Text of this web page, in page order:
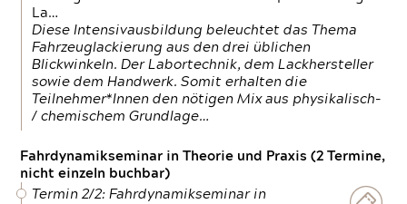
La…
Diese Intensivausbildung beleuchtet das Thema
Fahrzeuglackierung aus den drei üblichen
Blickwinkeln. Der Labortechnik, dem Lackhersteller
sowie dem Handwerk. Somit erhalten die
Teilnehmer*Innen den nötigen Mix aus physikalisch-
/ chemischem Grundlage…
Fahrdynamikseminar in Theorie und Praxis (2 Termine,
nicht einzeln buchbar)
Termin 2/2: Fahrdynamikseminar in